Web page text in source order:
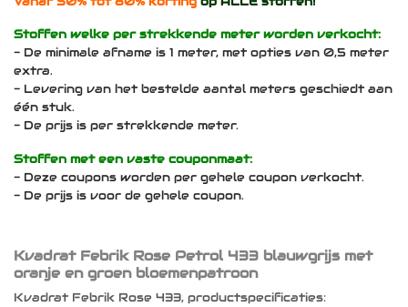
Stoffen welke per strekkende meter worden verkocht:
- De minimale afname is 1 meter, met opties van 0,5 meter
extra.
- Levering van het bestelde aantal meters geschiedt aan
één stuk.
- De prijs is per strekkende meter.
Stoffen met een vaste couponmaat:
- Deze coupons worden per gehele coupon verkocht.
- De prijs is voor de gehele coupon.
Kvadrat Febrik Rose Petrol 433 blauwgrijs met
oranje en groen bloemenpatroon
Kvadrat Febrik Rose 433, productspecificaties: